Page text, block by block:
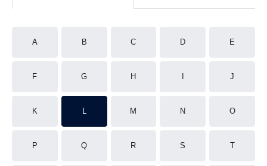
A B C D E
F G H J
K L M N O
P Q R S T